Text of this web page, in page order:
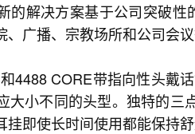
的解决方案基于公司突破
广播、宗教场所和公司会
4488 CORE带指向性头戴
大小不同的头型。独特的
即使长时间使用都能保持舒